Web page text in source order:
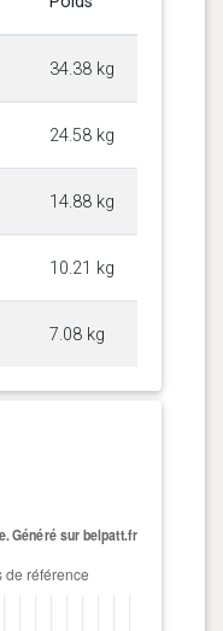
34.38 kg
24.58 kg
14.88 kg
10.21 kg
7.08 kg